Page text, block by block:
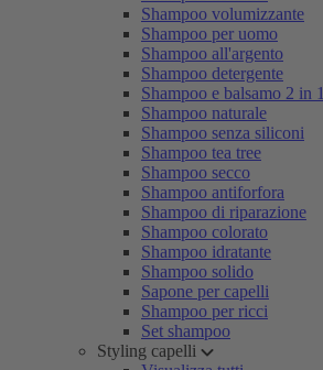
Shampoo volumizzante
Shampoo per uomo
Shampoo all'argento
Shampoo detergente
Shampoo e balsamo 2 in 1
Shampoo naturale
Shampoo senza siliconi
Shampoo tea tree
Shampoo secco
Shampoo antiforfora
Shampoo di riparazione
Shampoo colorato
Shampoo idratante
Shampoo solido
Sapone per capelli
Shampoo per ricci
Set shampoo
Styling capelli